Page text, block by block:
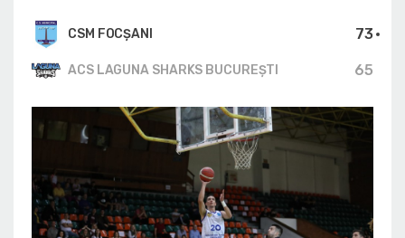
CSM FOCȘANI 73
65
ACS LAGUNA SHARKS BUCUREȘTI